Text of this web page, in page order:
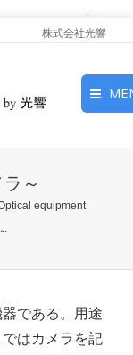
株式会社光響
アップ
・光源
ス
～
equipment
である。用途
はカメラを記